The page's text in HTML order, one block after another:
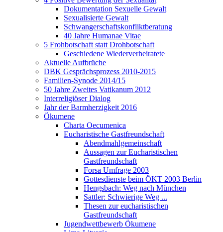
Dokumentation Sexuelle Gewalt
Sexualisierte Gewalt
Schwangerschaftskonfliktberatung
40 Jahre Humanae Vitae
5 Frohbotschaft statt Drohbotschaft
Geschiedene Wiederverheiratete
Aktuelle Aufbrüche
DBK Gesprächsprozess 2010-2015
Familien-Synode 2014/15
50 Jahre Zweites Vatikanum 2012
Interreligiöser Dialog
Jahr der Barmherzigkeit 2016
Ökumene
Charta Oecumenica
Eucharistische Gastfreundschaft
Abendmahlgemeinschaft
Aussagen zur Eucharistischen
Gastfreundschaft
Forsa Umfrage 2003
Gottesdienste beim ÖKT 2003 Berlin
Hengsbach: Weg nach München
Sattler: Schwierige Weg ...
Thesen zur eucharistischen
Gastfreundschaft
Jugendwettbewerb Ökumene